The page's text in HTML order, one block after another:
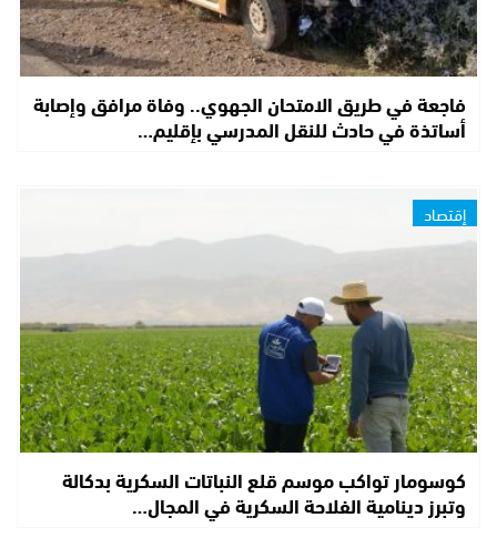
فاجعة في طريق الامتحان الجهوي.. وفاة مرافق وإصابة
أساتذة في حادث للنقل المدرسي بإقليم…
إقتصاد
كوسومار تواكب موسم قلع النباتات السكرية بدكالة
وتبرز دينامية الفلاحة السكرية في المجال…